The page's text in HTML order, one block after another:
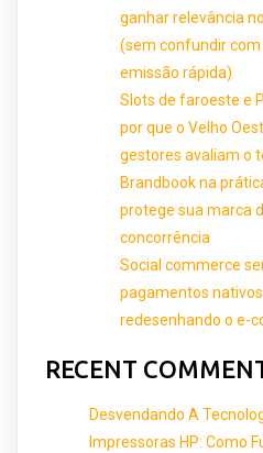
ganhar relevância
(sem confundir com
emissão rápida)
Slots de faroeste e
por que o Velho
gestores avaliam o
Brandbook na
protege sua marca
concorrência
Social commerce
pagamentos
redesenhando o e-
RECENT
Desvendando A
Impressoras HP: Como